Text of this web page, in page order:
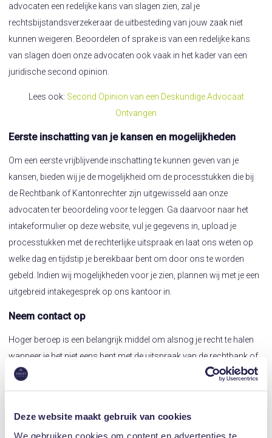
Deze website maakt gebruik van cookies
We gebruiken cookies om content en advertenties te
advocaten een redelijke kans van slagen zien, zal je
rechtsbijstandsverzekeraar de uitbesteding van jouw zaak niet
kunnen weigeren. Beoordelen of sprake is van een redelijke kans
van slagen doen onze advocaten ook vaak in het kader van een
juridische second opinion.
Lees ook: Second Opinion van een Deskundige Advocaat
Ontvangen
Eerste inschatting van je kansen en mogelijkheden
Om een eerste vrijblijvende inschatting te kunnen geven van je
kansen, bieden wij je de mogelijkheid om de processtukken die bij
de Rechtbank of Kantonrechter zijn uitgewisseld aan onze
advocaten ter beoordeling voor te leggen. Ga daarvoor naar het
intakeformulier op deze website, vul je gegevens in, upload je
processtukken met de rechterlijke uitspraak en laat ons weten op
welke dag en tijdstip je bereikbaar bent om door ons te worden
gebeld. Indien wij mogelijkheden voor je zien, plannen wij met je een
uitgebreid intakegesprek op ons kantoor in.
Neem contact op
Hoger beroep is een belangrijk middel om alsnog je recht te halen
wanneer je het niet eens bent met de uitspraak van de rechtbank of
kantonrechter. Bij Swart Legal zijn we vertrouwd met de complexiteit
van het hoger beroepstraject en staan we klaar om jou te
zorgvuldig, stellen samen met jou een gedegen hoger beroepschrift